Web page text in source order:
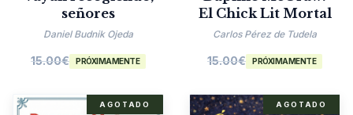
señores
Daniel Budnik Ojeda
15.00€ PRÓXIMAMENTE
El Chick Lit Mortal
Carlos Pérez de Tudela
15.00€ PRÓXIMAMENTE
AGOTADO AGOTADO